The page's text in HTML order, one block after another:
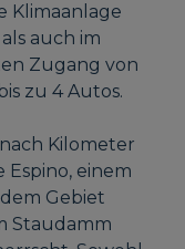
Klimaanlage
auch im
Zugang von
zu 4 Autos.
Kilometer
Espino, einem
Gebiet
Staudamm